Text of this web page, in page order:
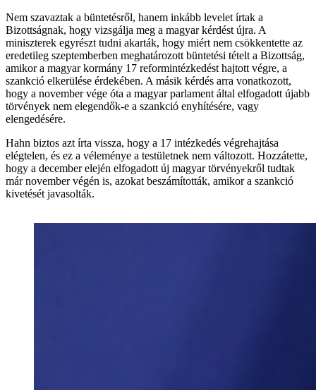
Nem szavaztak a büntetésről, hanem inkább levelet írtak a
Bizottságnak, hogy vizsgálja meg a magyar kérdést újra. A
miniszterek egyrészt tudni akarták, hogy miért nem csökkentette az
eredetileg szeptemberben meghatározott büntetési tételt a Bizottság,
amikor a magyar kormány 17 reformintézkedést hajtott végre, a
szankció elkerülése érdekében. A másik kérdés arra vonatkozott,
hogy a november vége óta a magyar parlament által elfogadott újabb
törvények nem elegendők-e a szankció enyhítésére, vagy
elengedésére.
Hahn biztos azt írta vissza, hogy a 17 intézkedés végrehajtása
elégtelen, és ez a véleménye a testületnek nem változott. Hozzátette,
hogy a december elején elfogadott új magyar törvényekről tudtak
már november végén is, azokat beszámították, amikor a szankció
kivetését javasolták.